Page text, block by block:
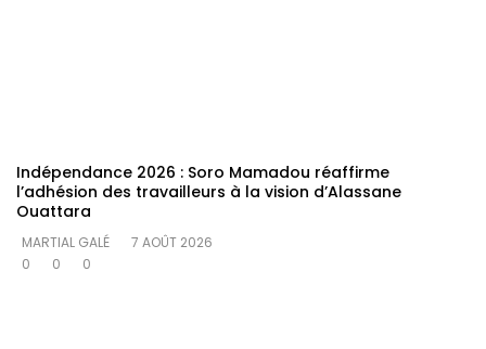
Indépendance 2026 : Soro Mamadou réaffirme
l’adhésion des travailleurs à la vision d’Alassane
Ouattara
MARTIAL GALÉ
7 AOÛT 2026
0
0 0